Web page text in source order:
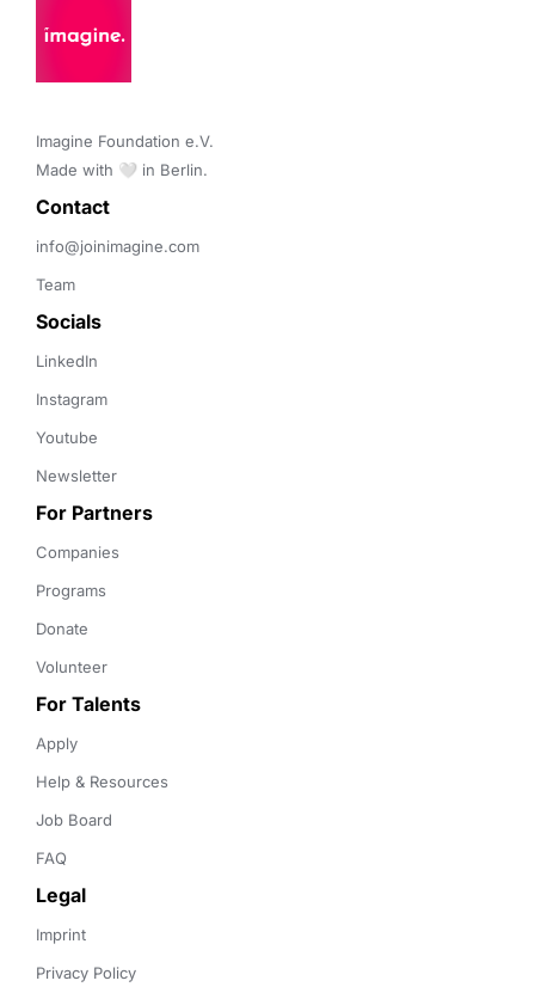
Imagine Foundation e.V.
Made with 🤍 in Berlin.
Contact
info@joinimagine.com
Team
Socials
LinkedIn
Instagram
Youtube
Newsletter
For Partners
Companies
Programs
Donate
Volunteer
For Talents
Apply
Help & Resources
Job Board
FAQ
Legal
Imprint
Privacy Policy